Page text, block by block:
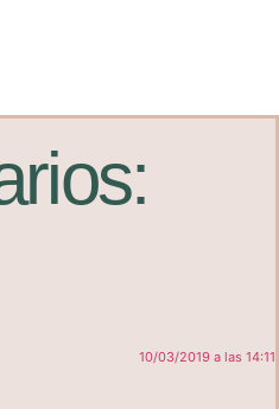
10/03/2019 a las 14:11